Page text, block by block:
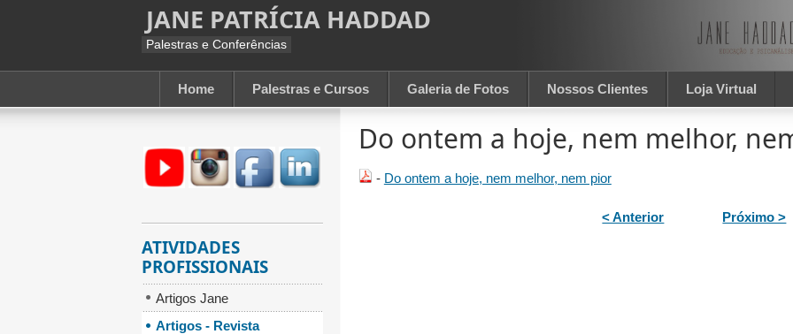
JANE PATRÍCIA HADDAD
Palestras e Conferências
Home Palestras e Cursos Galeria de Fotos Nossos Clientes Loja Virtual
Do ontem a hoje, nem melhor,
- Do ontem a hoje, nem melhor, nem pior
< Anterior Próximo >
ATIVIDADES
PROFISSIONAIS
Artigos Jane
Artigos - Revista